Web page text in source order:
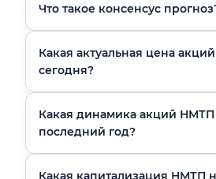
Что такое консенсус
Какая актуальная цена
сегодня?
Какая динамика акций НМТП
последний год?
Какая капитализация НМТП